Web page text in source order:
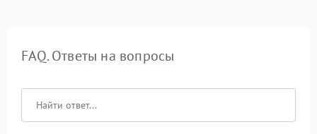
FAQ. Ответы на вопросы